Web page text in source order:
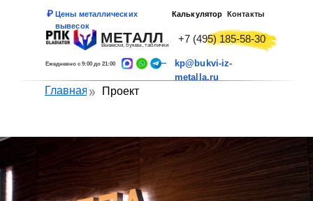
Цены металлических
вывесок
Калькулятор
Ежедневно с 9:00 до 21:00
+7 (495) 185-58-30
kp@bukvi-iz-
metalla.ru
Контакты
Вывески, буквы, таблички
МЕТАЛЛ
Главная Проект